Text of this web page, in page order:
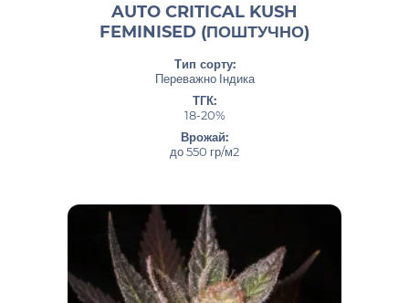
AUTO CRITICAL KUSH
FEMINISED (ПОШТУЧНО)
Тип сорту:
Переважно Індика
ТГК:
18-20%
Врожай:
до 550 гр/м2